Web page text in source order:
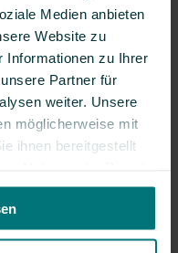
Medien anbieten
Website zu
Informationen zu Ihrer
Partner für
weiter. Unsere
möglicherweise mit
ihnen bereitgestellt